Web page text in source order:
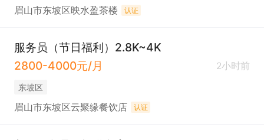
眉山市东坡区映水盈茶楼 认证
服务员（节日福利）2.8K~4K
2800-4000元/月
2小时前
东坡区
眉山市东坡区云聚缘餐饮店 认证